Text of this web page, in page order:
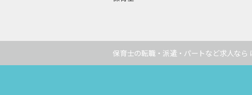
保育士の転職・派遣・パートなど求人なら